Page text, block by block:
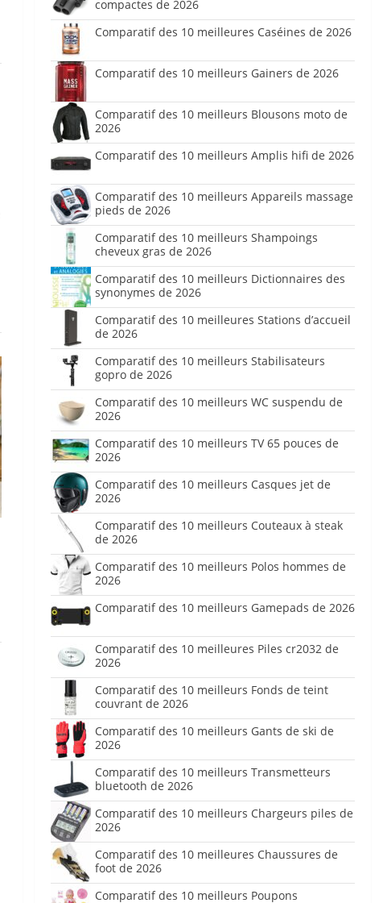
compactes de 2026
Comparatif des 10 meilleures Caséines de 2026
Comparatif des 10 meilleurs Gainers de 2026
Comparatif des 10 meilleurs Blousons moto de
2026
Comparatif des 10 meilleurs Amplis hifi de 2026
Comparatif des 10 meilleurs Appareils massage
pieds de 2026
Comparatif des 10 meilleurs Shampoings
cheveux gras de 2026
Comparatif des 10 meilleurs Dictionnaires des
synonymes de 2026
Comparatif des 10 meilleures Stations d’accueil
de 2026
Comparatif des 10 meilleurs Stabilisateurs
gopro de 2026
Comparatif des 10 meilleurs WC suspendu de
2026
Comparatif des 10 meilleurs TV 65 pouces de
2026
Comparatif des 10 meilleurs Casques jet de
2026
Comparatif des 10 meilleurs Couteaux à steak
de 2026
Comparatif des 10 meilleurs Polos hommes de
2026
Comparatif des 10 meilleurs Gamepads de 2026
Comparatif des 10 meilleures Piles cr2032 de
2026
Comparatif des 10 meilleurs Fonds de teint
couvrant de 2026
Comparatif des 10 meilleurs Gants de ski de
2026
Comparatif des 10 meilleurs Transmetteurs
bluetooth de 2026
Comparatif des 10 meilleurs Chargeurs piles de
2026
Comparatif des 10 meilleures Chaussures de
foot de 2026
Comparatif des 10 meilleurs Poupons